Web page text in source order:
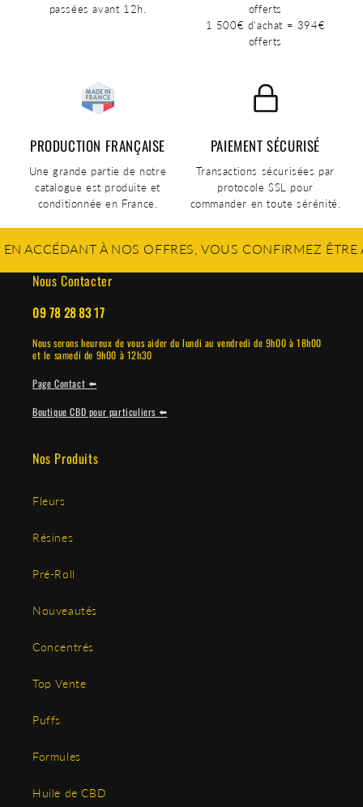
passées avant 12h.
offerts
1 500€ d'achat = 394€
offerts
PRODUCTION FRANÇAISE
Une grande partie de notre
catalogue est produite et
conditionnée en France.
PAIEMENT SÉCURISÉ
Transactions sécurisées par
protocole SSL pour
commander en toute sérénité.
À NOS OFFRES, VOUS CONFIRMEZ ÊTRE ÂGÉ
Nous Contacter
09 78 28 83 17
Nous serons heureux de vous aider du lundi au vendredi de 9h00 à 18h00
et le samedi de 9h00 à 12h30
Page Contact ⬅️
Boutique CBD pour particuliers ⬅️
Nos Produits
Fleurs
Résines
Pré-Roll
Nouveautés
Concentrés
Top Vente
Puffs
Formules
Huile de CBD